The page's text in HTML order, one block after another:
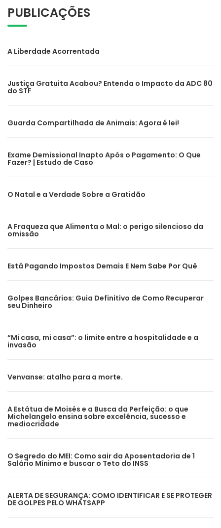
PUBLICAÇÕES
A Liberdade Acorrentada
Justiça Gratuita Acabou? Entenda o Impacto da ADC 80
do STF
Guarda Compartilhada de Animais: Agora é lei!
Exame Demissional Inapto Após o Pagamento: O Que
Fazer? | Estudo de Caso
O Natal e a Verdade Sobre a Gratidão
A Fraqueza que Alimenta o Mal: o perigo silencioso da
omissão
Está Pagando Impostos Demais E Nem Sabe Por Quê
Golpes Bancários: Guia Definitivo de Como Recuperar
seu Dinheiro
“Mi casa, mi casa”: o limite entre a hospitalidade e a
invasão
Venvanse: atalho para a morte.
A Estátua de Moisés e a Busca da Perfeição: o que
Michelangelo ensina sobre excelência, sucesso e
mediocridade
O Segredo do MEI: Como sair da Aposentadoria de 1
Salário Mínimo e buscar o Teto do INSS
ALERTA DE SEGURANÇA: COMO IDENTIFICAR E SE PROTEGER
DE GOLPES PELO WHATSAPP